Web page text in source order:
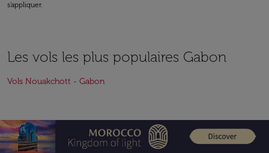
s'appliquer.
Les vols les plus populaires Gabon
Vols Nouakchott - Gabon